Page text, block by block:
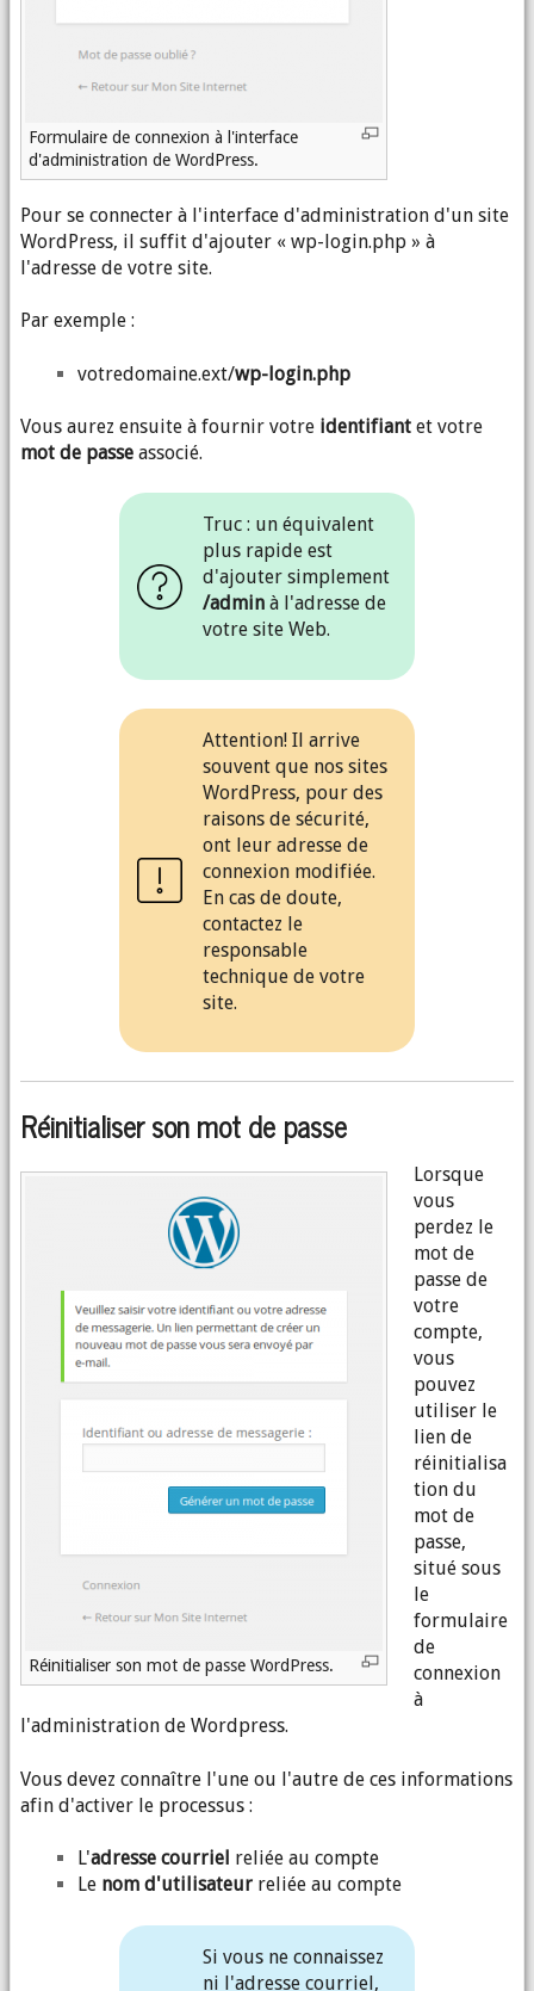
Formulaire de connexion à l'interface
d'administration de WordPress.
Pour se connecter à l'interface d'administration d'un site
WordPress, il suffit d'ajouter « wp-login.php » à
l'adresse de votre site.
Par exemple :
votredomaine.ext/wp-login.php
Vous aurez ensuite à fournir votre identifiant et votre
mot de passe associé.
Truc : un équivalent
plus rapide est
d'ajouter simplement
/adminà l'adresse de
votre site Web.
Attention! Il arrive
souvent que nos sites
WordPress, pour des
raisons de sécurité,
ont leur adresse de
connexion modifiée.
En cas de doute,
contactez le
responsable
technique de votre
site.
Réinitialiser son mot de passe
Réinitialiser son mot de passe WordPress.
Lorsque
vous
perdez le
mot de
passe de
votre
compte,
vous
pouvez
utiliser le
lien de
réinitialisa
tion du
mot de
passe,
situé sous
le
formulaire
de
connexion
à
l'administration de Wordpress.
Vous devez connaître l'une ou l'autre de ces informations
afin d'activer le processus :
L'adresse courriel reliée au compte
Le nom d'utilisateur reliée au compte
Si vous ne connaissez
ni l'adresse courriel,